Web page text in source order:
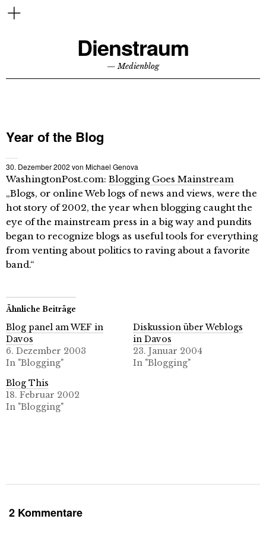
Dienstraum
— Medienblog
Year of the Blog
30. Dezember 2002 von Michael Genova
WashingtonPost.com: Blogging Goes Mainstream
„Blogs, or online Web logs of news and views, were the
hot story of 2002, the year when blogging caught the
eye of the mainstream press in a big way and pundits
began to recognize blogs as useful tools for everything
from venting about politics to raving about a favorite
band.“
Ähnliche Beiträge
Blog panel am WEF in
Davos
6. Dezember 2003
In "Blogging"
Diskussion über Weblogs
in Davos
23. Januar 2004
In "Blogging"
Blog This
18. Februar 2002
In "Blogging"
2 Kommentare